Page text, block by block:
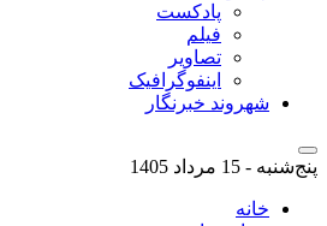
پادکست
فیلم
تصاویر
اینفوگرافیک
شهروند خبرنگار
پنج‌شنبه - 15 مرداد 1405
خانه